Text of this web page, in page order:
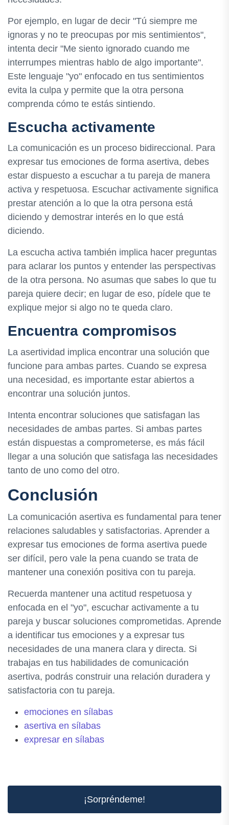
Por ejemplo, en lugar de decir "Tú siempre me
ignoras y no te preocupas por mis sentimientos",
intenta decir "Me siento ignorado cuando me
interrumpes mientras hablo de algo importante".
Este lenguaje "yo" enfocado en tus sentimientos
evita la culpa y permite que la otra persona
comprenda cómo te estás sintiendo.
Escucha activamente
La comunicación es un proceso bidireccional. Para
expresar tus emociones de forma asertiva, debes
estar dispuesto a escuchar a tu pareja de manera
activa y respetuosa. Escuchar activamente significa
prestar atención a lo que la otra persona está
diciendo y demostrar interés en lo que está
diciendo.
La escucha activa también implica hacer preguntas
para aclarar los puntos y entender las perspectivas
de la otra persona. No asumas que sabes lo que tu
pareja quiere decir; en lugar de eso, pídele que te
explique mejor si algo no te queda claro.
Encuentra compromisos
La asertividad implica encontrar una solución que
funcione para ambas partes. Cuando se expresa
una necesidad, es importante estar abiertos a
encontrar una solución juntos.
Intenta encontrar soluciones que satisfagan las
necesidades de ambas partes. Si ambas partes
están dispuestas a comprometerse, es más fácil
llegar a una solución que satisfaga las necesidades
tanto de uno como del otro.
Conclusión
La comunicación asertiva es fundamental para tener
relaciones saludables y satisfactorias. Aprender a
expresar tus emociones de forma asertiva puede
ser difícil, pero vale la pena cuando se trata de
mantener una conexión positiva con tu pareja.
Recuerda mantener una actitud respetuosa y
enfocada en el "yo", escuchar activamente a tu
pareja y buscar soluciones comprometidas. Aprende
a identificar tus emociones y a expresar tus
necesidades de una manera clara y directa. Si
trabajas en tus habilidades de comunicación
asertiva, podrás construir una relación duradera y
satisfactoria con tu pareja.
emociones en sílabas
asertiva en sílabas
expresar en sílabas
¡Sorpréndeme!